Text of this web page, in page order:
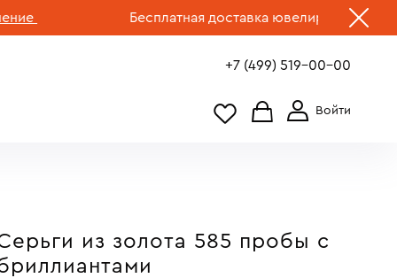
Бесплатная доставка ювелирных изделий
+7 (499) 519-00-00
из золота 585 пробы c